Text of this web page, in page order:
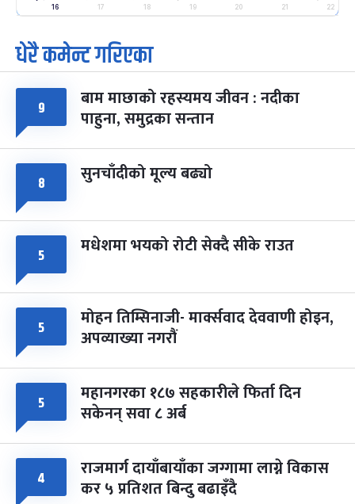
मंगल फाल्गुन २५, २०८३ Mar 9, 2027
७
आइत
पूर्णिमा व्रत
चैत्र ७, २०८३-Mar 21, 2027
८ फागुपूर्णिमा
चैत्र ८, २०८३-Mar 22, 2027
७ महिना बाँकी
16 17 18 19 20 21 22
धेरै कमेन्ट गरिएका
९ बाम माछाको रहस्यमय जीवन : नदीका
पाहुना, समुद्रका सन्तान
८ सुनचाँदीको मूल्य बढ्यो
५ मधेशमा भयको रोटी सेक्दै सीके राउत
५ मोहन तिम्सिनाजी- मार्क्सवाद देववाणी होइन,
अपव्याख्या नगरौं
५ महानगरका १८७ सहकारीले फिर्ता दिन
सकेनन् सवा ८ अर्ब
४ राजमार्ग दायाँबायाँका जग्गामा लाग्ने विकास
कर ५ प्रतिशत बिन्दु बढाइँदै